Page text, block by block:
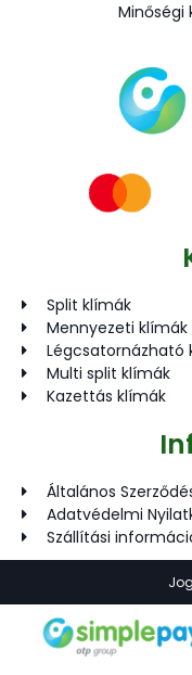
Minőségi
Split klímák
Mennyezeti klímák
Légcsatornázható
Multi split klímák
Kazettás klímák
Általános
Adatvédelmi
Szállítási